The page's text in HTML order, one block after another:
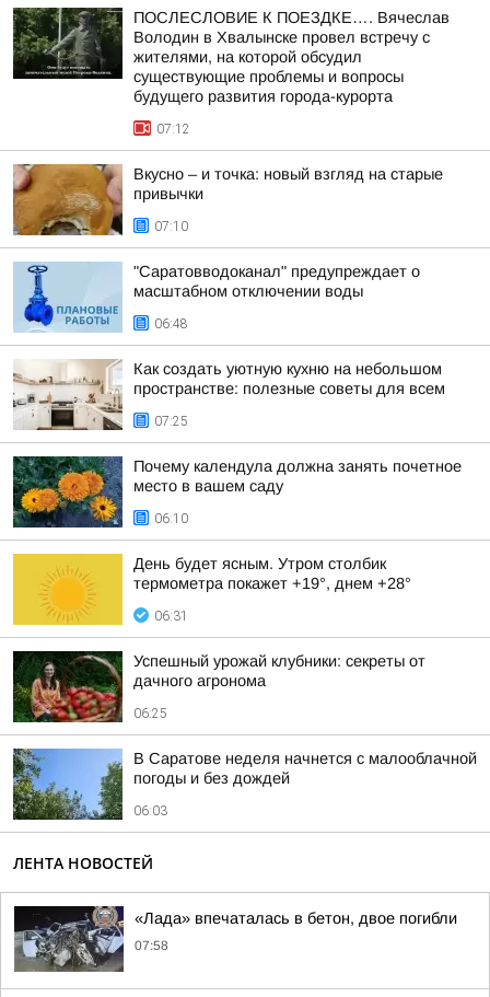
ПОСЛЕСЛОВИЕ К ПОЕЗДКЕ…. Вячеслав
Володин в Хвалынске провел встречу с
жителями, на которой обсудил
существующие проблемы и вопросы
будущего развития города-курорта
07:12
Вкусно – и точка: новый взгляд на старые
привычки
07:10
"Саратовводоканал" предупреждает о
масштабном отключении воды
06:48
Как создать уютную кухню на небольшом
пространстве: полезные советы для всем
07:25
Почему календула должна занять почетное
место в вашем саду
06:10
День будет ясным. Утром столбик
термометра покажет +19°, днем +28°
06:31
Успешный урожай клубники: секреты от
дачного агронома
06:25
В Саратове неделя начнется с малооблачной
погоды и без дождей
06:03
ЛЕНТА НОВОСТЕЙ
«Лада» впечаталась в бетон, двое погибли
07:58